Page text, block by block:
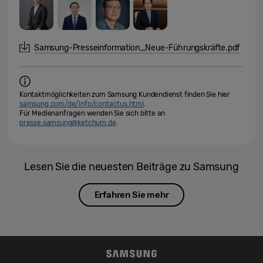
Samsung-Presseinformation_Neue-Führungskräfte.pdf
Kontaktmöglichkeiten zum Samsung Kundendienst finden Sie hier
samsung.com/de/info/contactus.html .
Für Medienanfragen wenden Sie sich bitte an
presse.samsung@ketchum.de.
Lesen Sie die neuesten Beiträge zu Samsung
Erfahren Sie mehr